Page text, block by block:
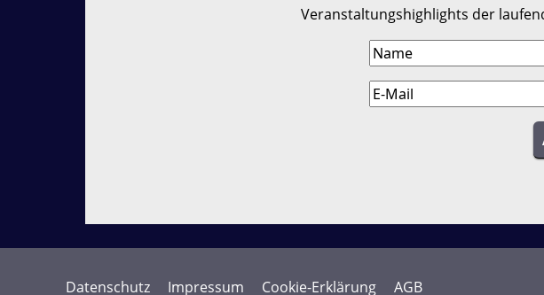
Veranstaltungshighlights der
Datenschutz Impressum Cookie-Erklärung AGB